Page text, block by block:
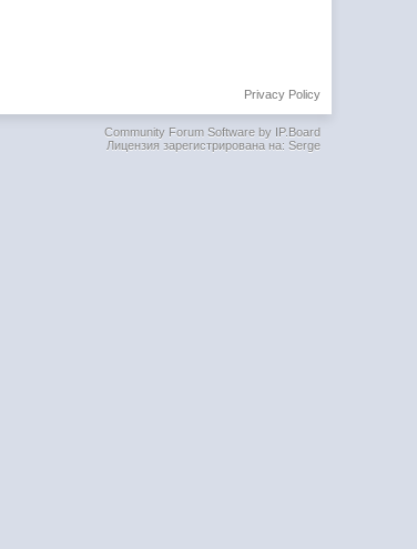
Privacy Policy
Community Forum Software by IP.Board
Лицензия зарегистрирована на: Serge